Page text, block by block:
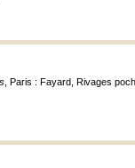
, Paris : Fayard, Rivages